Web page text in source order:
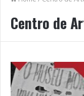
Centro de